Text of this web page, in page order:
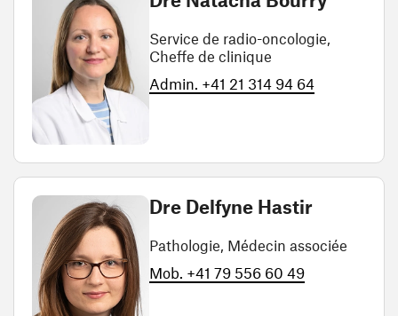
Service de radio-oncologie,
Cheffe de clinique
Admin. +41 21 314 94 64
Dre Delfyne Hastir
Pathologie, Médecin associée
Mob. +41 79 556 60 49